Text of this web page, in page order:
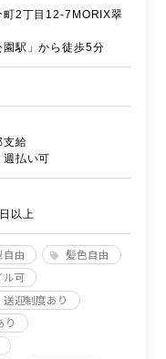
町2丁目12-7MORIX翠
駅」から徒歩5分
給
払い可
以上
自由
髪色自由
ル可
送迎制度あり
り